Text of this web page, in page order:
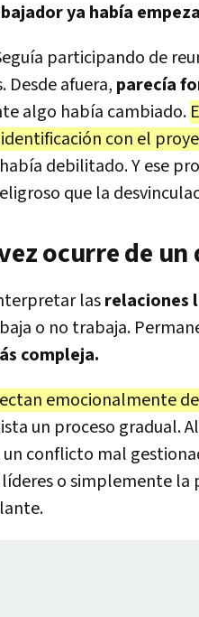
ya había
participando de
Desde afuera, parecía
algo había cambiado.
con el
debilitado. Y ese
que la
ocurre de
lasrelaciones
o no trabaja.
compleja.
emocionalmente
un proceso gradual.
conflicto mal
o simplemente la